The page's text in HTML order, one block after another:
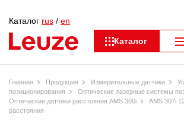
Каталог
Каталог rus / en
Главная Продукция Измерительные датчики
позиционирования
Оптические лазерные системы
Оптические датчики расстояния AMS 300i
AMS 307i
расстояния